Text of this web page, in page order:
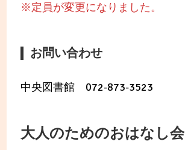
※定員が変更になりました。
お問い合わせ
中央図書館 072-873-3523
大人のためのおはなし会